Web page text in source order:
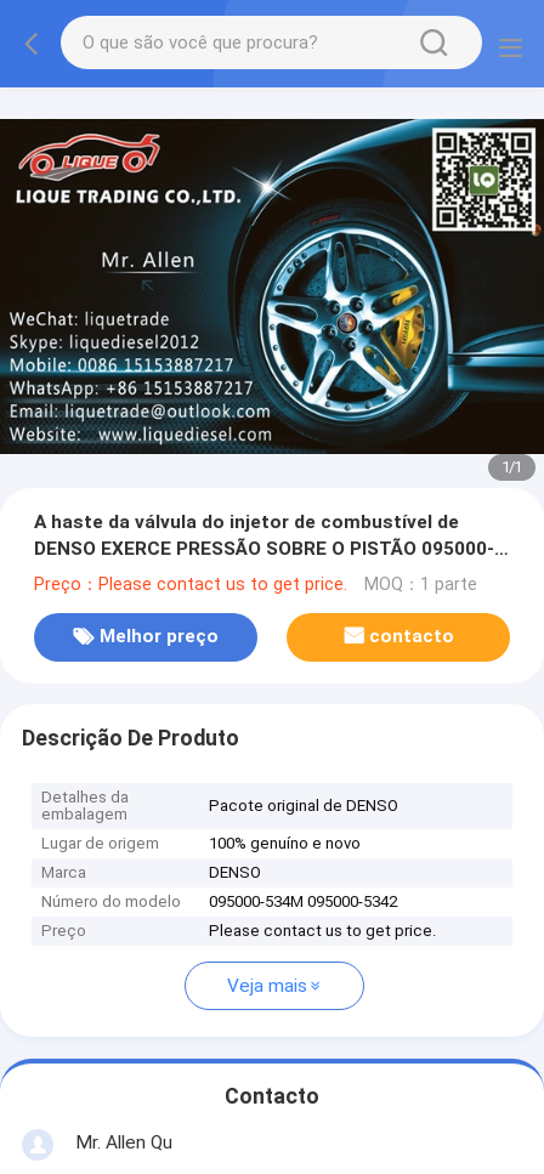
1/1
A haste da válvula do injetor de combustível de
DENSO EXERCE PRESSÃO SOBRE O PISTÃO 095000-
534M 095000-5342
Preço：Please contact us to get price. MOQ：1 parte
Melhor preço contacto
Descrição De Produto
Detalhes da
embalagem
Pacote original de DENSO
Lugar de origem
100% genuíno e novo
Marca
DENSO
Número do modelo
095000-534M 095000-5342
Preço
Please contact us to get price.
Veja mais
Contacto
Mr. Allen Qu